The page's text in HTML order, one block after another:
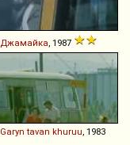
Джамайка , 1987
Garyn tavan khuruu , 1983